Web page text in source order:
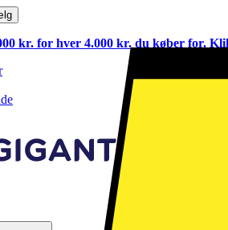
kr. for hver 4.000 kr. du køber for.